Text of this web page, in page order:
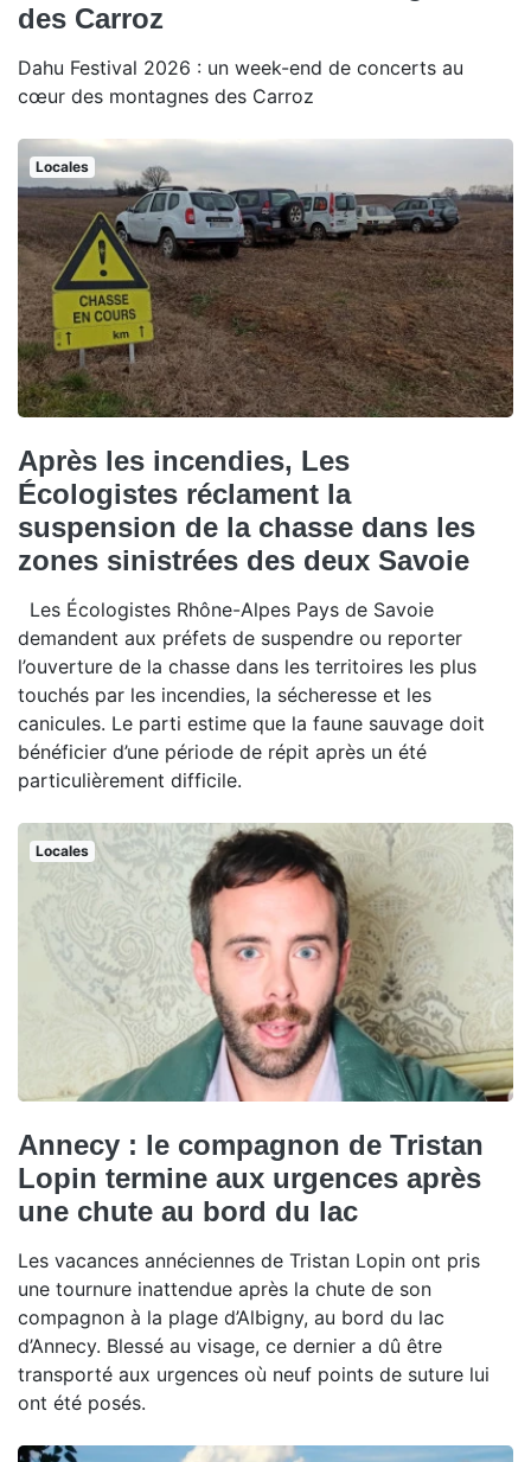
des Carroz
Dahu Festival 2026 : un week-end de concerts au
cœur des montagnes des Carroz
Locales
Après les incendies, Les
Écologistes réclament la
suspension de la chasse dans les
zones sinistrées des deux Savoie
Les Écologistes Rhône-Alpes Pays de Savoie
demandent aux préfets de suspendre ou reporter
l’ouverture de la chasse dans les territoires les plus
touchés par les incendies, la sécheresse et les
canicules. Le parti estime que la faune sauvage doit
bénéficier d’une période de répit après un été
particulièrement difficile.
Locales
Annecy : le compagnon de Tristan
Lopin termine aux urgences après
une chute au bord du lac
Les vacances annéciennes de Tristan Lopin ont pris
une tournure inattendue après la chute de son
compagnon à la plage d’Albigny, au bord du lac
d’Annecy. Blessé au visage, ce dernier a dû être
transporté aux urgences où neuf points de suture lui
ont été posés.